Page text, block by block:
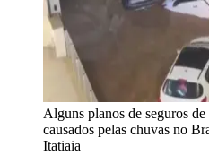
Alguns planos de seguros
causados pelas chuvas no
Itatiaia